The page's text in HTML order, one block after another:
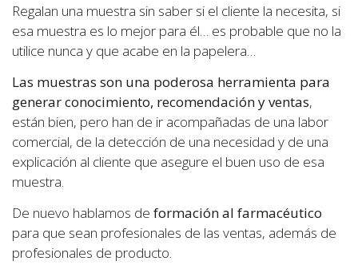
Regalan una muestra sin saber si el cliente la necesita, si
esa muestra es lo mejor para él… es probable que no la
utilice nunca y que acabe en la papelera…
Las muestras son una poderosa herramienta para
generar conocimiento, recomendación y ventas,
están bien, pero han de ir acompañadas de una labor
comercial, de la detección de una necesidad y de una
explicación al cliente que asegure el buen uso de esa
muestra.
De nuevo hablamos de formación al farmacéutico
para que sean profesionales de las ventas, además de
profesionales de producto.